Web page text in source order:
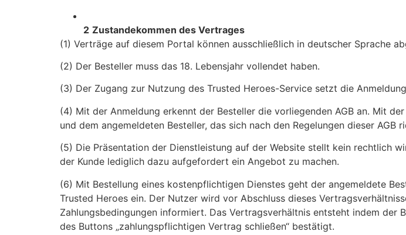
2 Zustandekommen des Vertrages
(1) Verträge auf diesem Portal können ausschließlich in deutscher Sprache
(2) Der Besteller muss das 18. Lebensjahr vollendet haben.
(3) Der Zugang zur Nutzung des Trusted Heroes-Service setzt die
(4) Mit der Anmeldung erkennt der Besteller die vorliegenden AGB an. Mit
und dem angemeldeten Besteller, das sich nach den Regelungen dieser AGB
(5) Die Präsentation der Dienstleistung auf der Website stellt kein rechtlich
der Kunde lediglich dazu aufgefordert ein Angebot zu machen.
(6) Mit Bestellung eines kostenpflichtigen Dienstes geht der angemeldete
Trusted Heroes ein. Der Nutzer wird vor Abschluss dieses
Zahlungsbedingungen informiert. Das Vertragsverhältnis entsteht indem
des Buttons „zahlungspflichtigen Vertrag schließen“ bestätigt.